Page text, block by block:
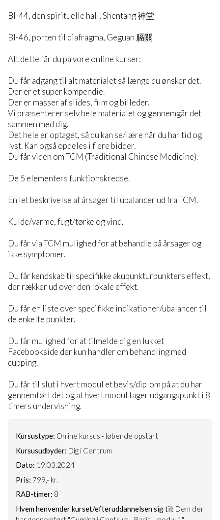
Bl-44, den spirituelle hall, Shentang 神堂
Bl-46, porten til diafragma, Geguan 膈關
Alt dette får du på vore online kurser:
Du får adgang til alt materialet så længe du ønsker det.
Der er et super kompendie.
Der er masser af slides, film og billeder.
Vi præsenterer selv hele materialet og gennemgår det
sammen med dig.
Det hele er optaget, så du kan se/lære når du har tid og
lyst. Kan også opdeles i flere bidder.
Du får viden om TCM (Traditional Chinese Medicine).
De 5 elementers funktionskredse.
En let beskrivelse af årsager til ubalancer ud fra TCM.
Kulde/varme, fugt/tørke og vind.
Du får via TCM mulighed for at behandle på årsager og
ikke symptomer.
Du får kendskab til specifikke akupunkturpunkters effekt,
der rækker ud over den lokale effekt.
Du får en liste over specifikke indikationer/ubalancer til
de enkelte punkter.
Du får mulighed for at tilmelde dig en lukket
Facebookside der kun handler om behandling med
cupping.
Du får til slut i hvert modul et bevis/diplom på at du har
gennemført det og at hvert modul tager udgangspunkt i 8
timers undervisning.
Kursustype: Online kursus - løbende opstart
Kursusudbyder: Dig i Centrum
Dato: 19.03.2024
Pris: 799,- kr.
RAB-timer: 8
Hvem henvender kurset/efteruddannelsen sig til: Dem der